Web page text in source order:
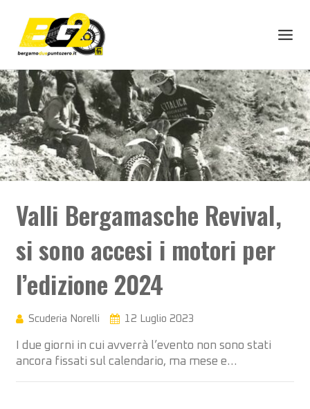
Valli Bergamasche Revival,
si sono accesi i motori per
l’edizione 2024
Scuderia Norelli 12 Luglio 2023
I due giorni in cui avverrà l’evento non sono stati
ancora fissati sul calendario, ma mese e…